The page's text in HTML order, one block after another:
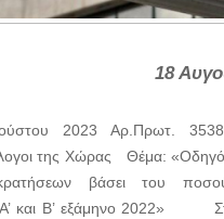
18
2023 Αρ.Πρωτ.
της Χώρας Θέμα:
βάσει του
Α’ και Β’ εξάμηνο 2022»